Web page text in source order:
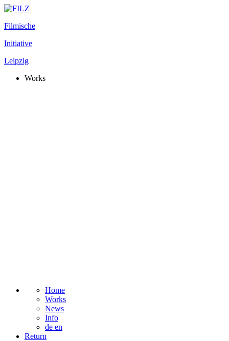
Filmische
Initiative
Leipzig
Works
Home
Works
News
Info
de en
Return